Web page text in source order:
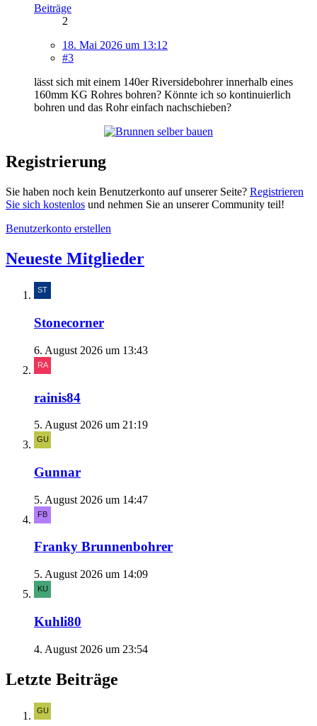
Beiträge
2
18. Mai 2026 um 13:12
#3
lässt sich mit einem 140er Riversidebohrer innerhalb eines
160mm KG Rohres bohren? Könnte ich so kontinuierlich
bohren und das Rohr einfach nachschieben?
Registrierung
Sie haben noch kein Benutzerkonto auf unserer Seite? Registrieren
Sie sich kostenlos und nehmen Sie an unserer Community teil!
Benutzerkonto erstellen
Neueste Mitglieder
Stonecorner
6. August 2026 um 13:43
rainis84
5. August 2026 um 21:19
Gunnar
5. August 2026 um 14:47
Franky Brunnenbohrer
5. August 2026 um 14:09
Kuhli80
4. August 2026 um 23:54
Letzte Beiträge